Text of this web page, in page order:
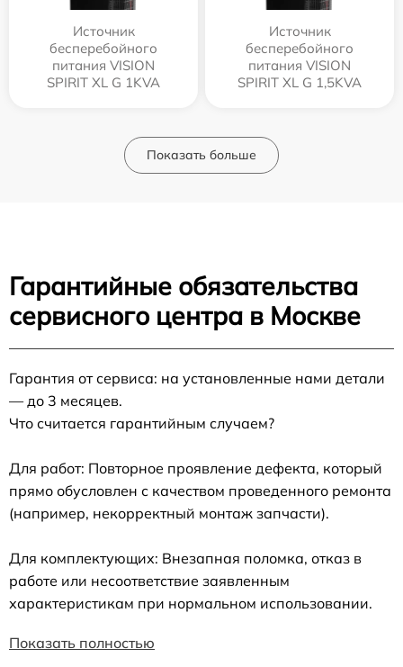
Источник
бесперебойного
питания VISION
SPIRIT XL G 1KVA
Источник
бесперебойного
питания VISION
SPIRIT XL G 1,5KVA
Показать больше
Гарантийные обязательства
сервисного центра в Москве
Гарантия от сервиса: на установленные нами детали
— до 3 месяцев.
Что считается гарантийным случаем?
Для работ: Повторное проявление дефекта, который
прямо обусловлен с качеством проведенного ремонта
(например, некорректный монтаж запчасти).
Для комплектующих: Внезапная поломка, отказ в
работе или несоответствие заявленным
характеристикам при нормальном использовании.
Показать полностью